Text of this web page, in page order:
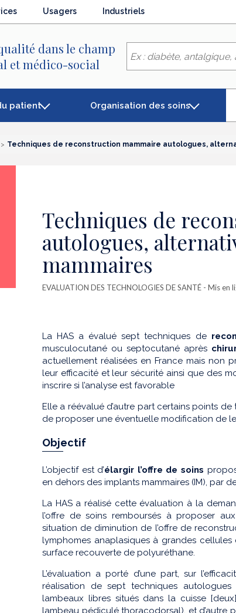
Usagers Industriels
dans le champ
et médico-social
patient Organisation des soins
Techniques de reconstruction mammaire autologues,
Techniques de
autologues,
mammaires
EVALUATION DES TECHNOLOGIES DE SANTÉ - Mis en
La HAS a évalué sept techniques de
musculocutané ou septocutané après
actuellement réalisées en France mais non
leur efficacité et leur sécurité ainsi que des
inscrire si l’analyse est favorable
Elle a réévalué d’autre part certains points
de proposer une éventuelle modification de
Objectif
L’objectif est d’élargir l’offre de soins
en dehors des implants mammaires (IM), par
La HAS a réalisé cette évaluation à la
l’offre de soins remboursés à proposer
situation de diminution de l’offre de
lymphomes anaplasiques à grandes
surface recouverte de polyuréthane.
L’évaluation a porté d’une part, sur
réalisation de sept techniques
lambeaux libres situés dans la cuisse
lambeau pédiculé thoracodorsal), et d’autre